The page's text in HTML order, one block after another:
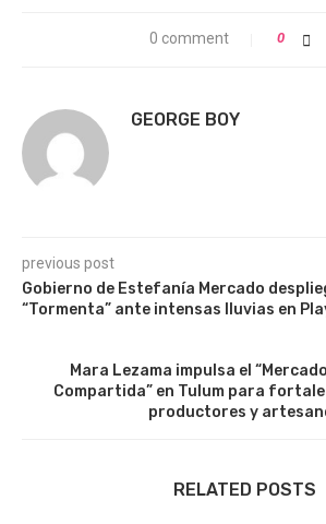
0 comment 0
GEORGE BOY
previous post
Gobierno de Estefanía Mercado
“Tormenta” ante intensas lluvias en
Mara Lezama impulsa el
Compartida” en Tulum para
productores y
RELATED POSTS